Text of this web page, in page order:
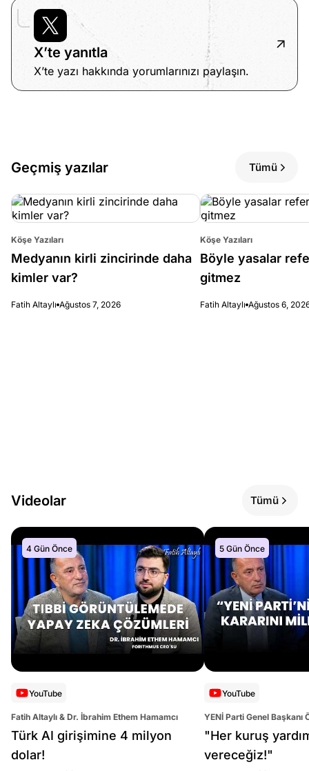
X’te yanıtla
X’te yazı hakkında yorumlarınızı paylaşın.
Geçmiş yazılar Tümü
Köşe Yazıları
Medyanın kirli zincirinde daha
kimler var?
Fatih Altaylı Ağustos 7, 2026
Köşe Yazıları
Böyle yasalar
gitmez
Fatih Altaylı Ağustos 6,
Videolar Tümü
4 Gün Önce
YouTube
Fatih Altaylı & Dr. İbrahim Ethem Hamamcı
Türk AI girişimine 4 milyon
dolar!
5 Gün Önce
YouTube
YENİ Parti Genel Başkanı
Altaylı
"Her kuruş
vereceğiz!"